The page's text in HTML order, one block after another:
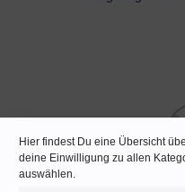
Hier findest Du eine Übersicht
deine Einwilligung zu allen
auswählen.